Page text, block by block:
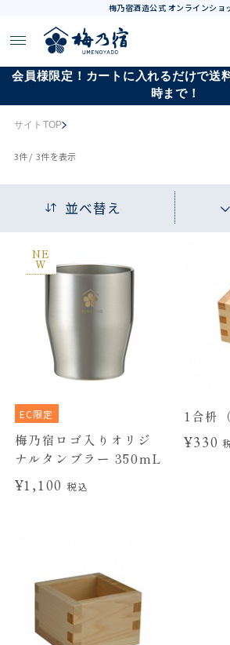
梅乃宿酒造公式 オンラインショ
会員様限定！カートに入れるだけで送
時まで！
サイトTOP
3件 / 3件を表示
並べ替え
NE
W
EC限定
梅乃宿ロゴ入りオリジ
ナルタンブラー 350mL
¥1,100税込
1合枡
¥330